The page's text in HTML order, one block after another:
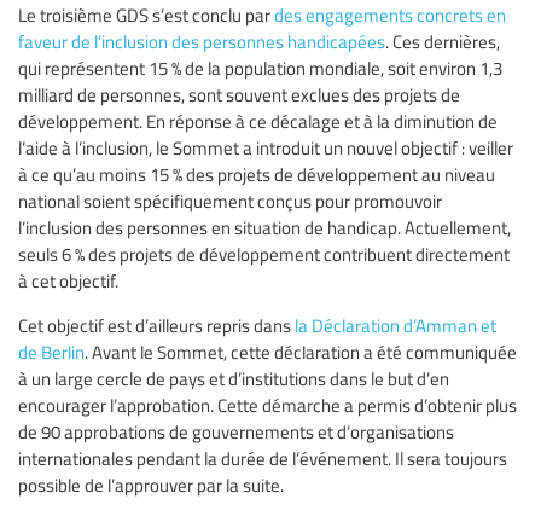
Le troisième GDS s’est conclu pardes engagements concrets en
faveur de l’inclusion des personnes handicapées. Ces dernières,
qui représentent 15 % de la population mondiale, soit environ 1,3
milliard de personnes, sont souvent exclues des projets de
développement. En réponse à ce décalage et à la diminution de
l’aide à l’inclusion, le Sommet a introduit un nouvel objectif : veiller
à ce qu’au moins 15 % des projets de développement au niveau
national soient spécifiquement conçus pour promouvoir
l’inclusion des personnes en situation de handicap. Actuellement,
seuls 6 % des projets de développement contribuent directement
à cet objectif.
Cet objectif est d’ailleurs repris dans la Déclaration d’Amman et
de Berlin. Avant le Sommet, cette déclaration a été communiquée
à un large cercle de pays et d’institutions dans le but d’en
encourager l’approbation. Cette démarche a permis d’obtenir plus
de 90 approbations de gouvernements et d’organisations
internationales pendant la durée de l’événement. Il sera toujours
possible de l’approuver par la suite.